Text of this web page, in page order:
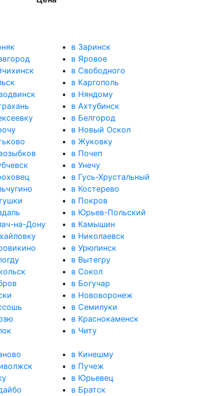
в Заринск
в Яровое
в Свободного
в Каргополь
в Няндому
в Ахтубинск
в Белгород
в Новый Оскол
в Жуковку
в Почеп
в Унечу
в Гусь-Хрустальный
в Костерево
в Покров
в Юрьев-Польский
на-Дону
в Камышин
в Николаевск
в Урюпинск
в Вытегру
в Сокол
в Богучар
в Нововоронеж
в Семилуки
в Краснокаменск
в Читу
в Кинешму
в Пучеж
в Юрьевец
в Братск